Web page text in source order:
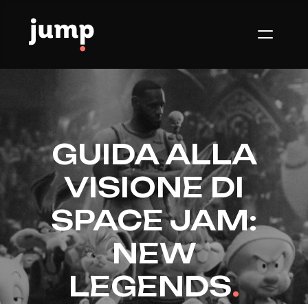
GUIDA ALLA
VISIONE DI
SPACE JAM:
NEW
LEGENDS.